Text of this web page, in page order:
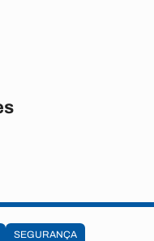
SEGURANÇA